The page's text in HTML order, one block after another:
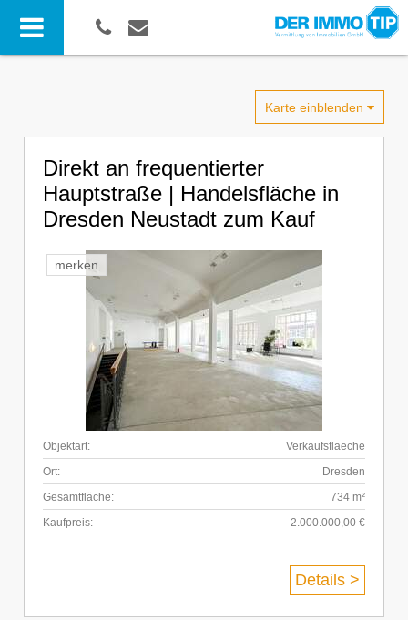
Karte einblenden
Direkt an frequentierter
Hauptstraße | Handelsfläche in
Dresden Neustadt zum Kauf
merken
Objektart:
Verkaufsflaeche
Ort:
Dresden
Gesamtfläche:
734 m²
Kaufpreis:
2.000.000,00 €
Details >